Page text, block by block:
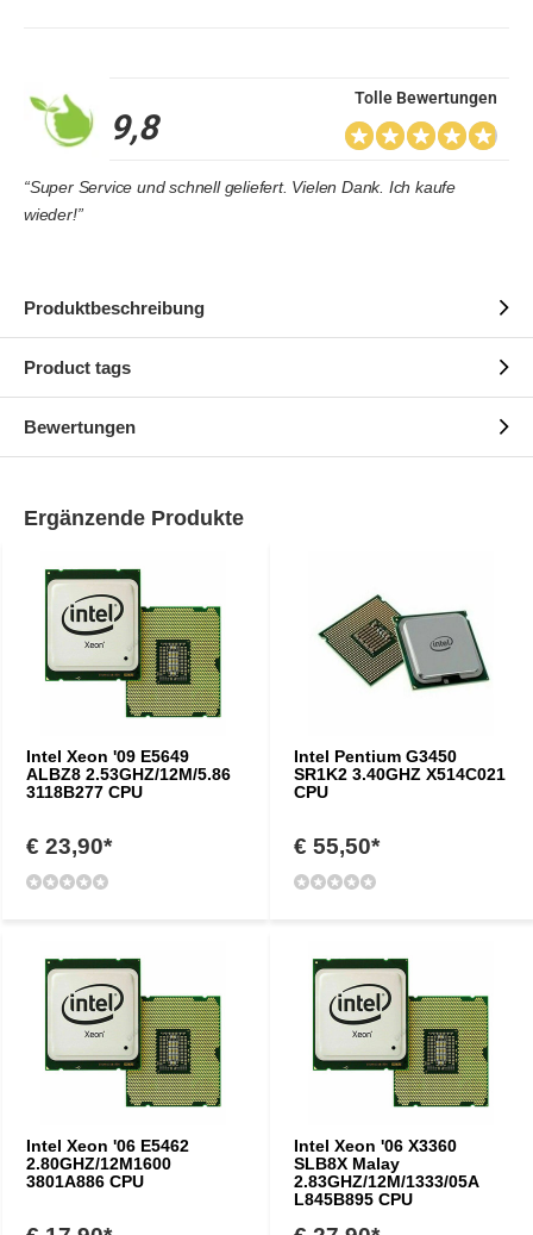
9,8
Tolle Bewertungen
“Super Service und schnell geliefert. Vielen Dank. Ich kaufe
wieder!”
Produktbeschreibung
Product tags
Bewertungen
Ergänzende Produkte
Intel Xeon '09 E5649
ALBZ8 2.53GHZ/12M/5.86
3118B277 CPU
€ 23,90*
Intel Pentium G3450
SR1K2 3.40GHZ X514C021
CPU
€ 55,50*
Intel Xeon '06 E5462
2.80GHZ/12M1600
3801A886 CPU
Intel Xeon '06 X3360
SLB8X Malay
2.83GHZ/12M/1333/05A
L845B895 CPU